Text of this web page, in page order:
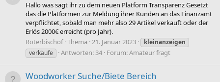
Hallo was sagt ihr zu dem neuen Platform Transparenz Gesetzt
das die Platformen zur Meldung ihrer Kunden an das Finanzamt
verpflichtet, sobald man mehr also 29 Artikel verkauft oder der
Erlös 2000€ erreicht (pro Jahr).
Roterbischof Thema 21. Januar 2023
kleinanzeigen
verkäufe
Antworten: 34 Forum:Amateur fragt
Woodworker Suche/Biete Bereich